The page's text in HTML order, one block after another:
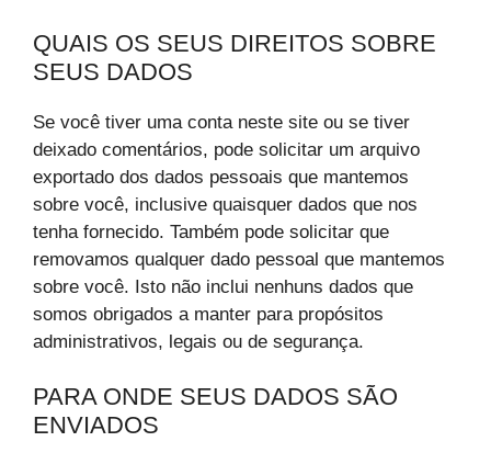
QUAIS OS SEUS DIREITOS SOBRE
SEUS DADOS
Se você tiver uma conta neste site ou se tiver
deixado comentários, pode solicitar um arquivo
exportado dos dados pessoais que mantemos
sobre você, inclusive quaisquer dados que nos
tenha fornecido. Também pode solicitar que
removamos qualquer dado pessoal que mantemos
sobre você. Isto não inclui nenhuns dados que
somos obrigados a manter para propósitos
administrativos, legais ou de segurança.
PARA ONDE SEUS DADOS SÃO
ENVIADOS